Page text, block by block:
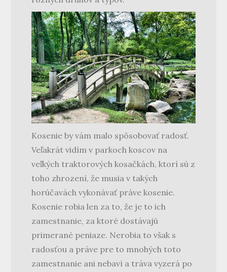
Kosenie by vám malo spôsobovať radosť.
Veľakrát vidím v parkoch koscov na
veľkých traktorových kosačkách, ktorí sú z
toho zhrození, že musia v takých
horúčavách vykonávať práve kosenie.
Kosenie robia len za to, že je to ich
zamestnanie, za ktoré dostávajú
primerané peniaze. Nerobia to však s
radosťou a práve pre to mnohých toto
zamestnanie ani nebaví a tráva vyzerá po